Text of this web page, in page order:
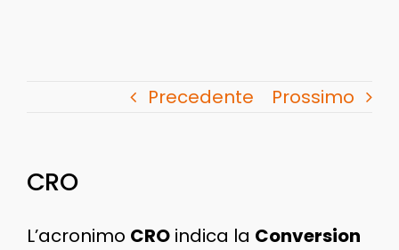
Precedente Prossimo
CRO
L’acronimo CRO indica la Conversion